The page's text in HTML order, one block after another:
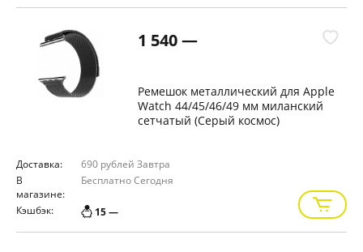
1 540 —
Ремешок металлический для Apple
Watch 44/45/46/49 мм миланский
сетчатый (Серый космос)
Доставка: 690 рублей Завтра
В
магазине:
БесплатноСегодня
Кэшбэк: 15 —